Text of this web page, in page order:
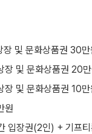
장 및 문화상품권 30만
장 및 문화상품권 20
장 및 문화상품권 10만
원
입장권(2인) + 기프